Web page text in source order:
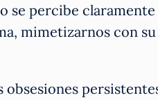
se percibe
mimetizarnos con